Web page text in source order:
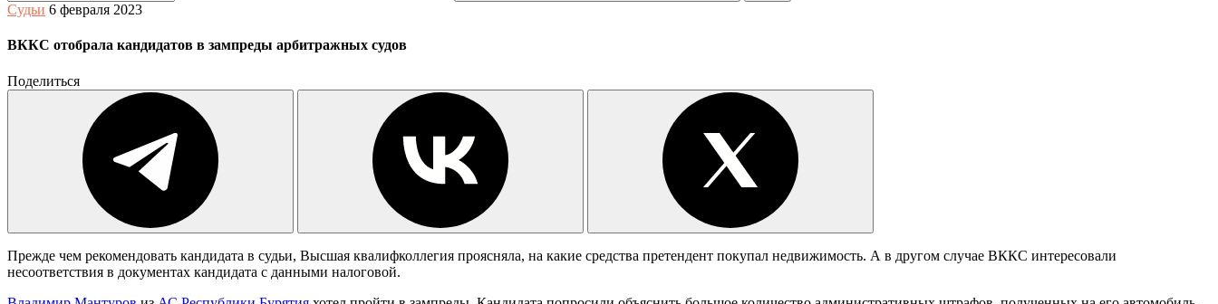
Судьи 6 февраля 2023
ВККС отобрала кандидатов в зампреды арбитражных судов
Поделиться
Прежде чем рекомендовать кандидата в судьи, Высшая квалифколлегия проясняла, на какие средства претендент покупал недвижимость. А в другом случае ВККС интересовали
несоответствия в документах кандидата с данными налоговой.